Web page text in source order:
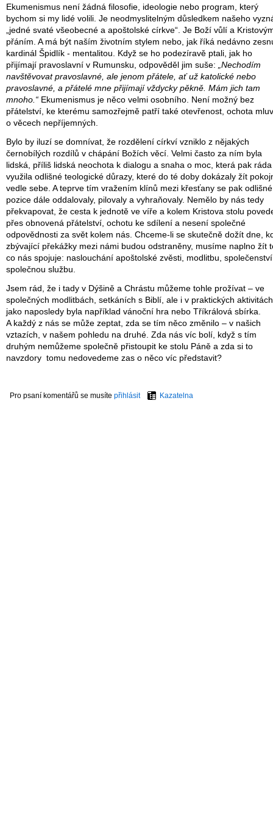
Ekumenismus není žádná filosofie, ideologie nebo program, který
bychom si my lidé volili. Je neodmyslitelným důsledkem našeho
„jedné svaté všeobecné a apoštolské církve“. Je Boží vůlí a
přáním. A má být naším životním stylem nebo, jak říká nedávno
kardinál Špidlík - mentalitou. Když se ho podezíravě ptali, jak ho
přijímají pravoslavní v Rumunsku, odpověděl jim suše: „Nechodím
navštěvovat pravoslavné, ale jenom přátele, ať už katolické nebo
pravoslavné, a přátelé mne přijímají vždycky pěkně. Mám jich tam
mnoho.“ Ekumenismus je něco velmi osobního. Není možný bez
přátelství, ke kterému samozřejmě patří také otevřenost, ochota
o věcech nepříjemných.
Bylo by iluzí se domnívat, že rozdělení církví vzniklo z nějakých
černobílých rozdílů v chápání Božích věcí. Velmi často za ním byla
lidská, příliš lidská neochota k dialogu a snaha o moc, která pak ráda
využila odlišné teologické důrazy, které do té doby dokázaly žít
vedle sebe. A teprve tím vražením klínů mezi křesťany se pak odlišné
pozice dále oddalovaly, pilovaly a vyhraňovaly. Nemělo by nás tedy
překvapovat, že cesta k jednotě ve víře a kolem Kristova stolu
přes obnovená přátelství, ochotu ke sdílení a nesení společné
odpovědnosti za svět kolem nás. Chceme-li se skutečně dožít dne,
zbývající překážky mezi námi budou odstraněny, musíme naplno žít
co nás spojuje: naslouchání apoštolské zvěsti, modlitbu,
společnou službu.
Jsem rád, že i tady v Dýšině a Chrástu můžeme tohle prožívat – ve
společných modlitbách, setkáních s Biblí, ale i v praktických aktivitách
jako naposledy byla například vánoční hra nebo Tříkrálová sbírka.
A každý z nás se může zeptat, zda se tím něco změnilo – v našich
vztazích, v našem pohledu na druhé. Zda nás víc bolí, když s tím
druhým nemůžeme společně přistoupit ke stolu Páně a zda si to
navzdory tomu nedovedeme zas o něco víc představit?
Pro psaní komentářů se musíte přihlásit Kazatelna